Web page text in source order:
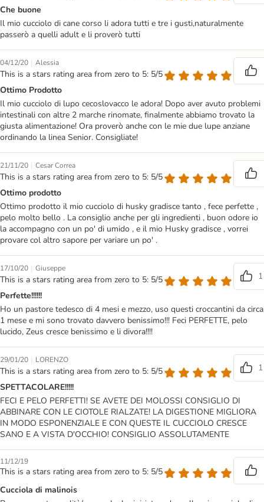
Che buone
Il mio cucciolo di cane corso li adora tutti e tre i gusti,naturalmente
passerò a quelli adult e li proverò tutti
04/12/20 | Alessia
This is a stars rating area from zero to 5: 5/5
Ottimo Prodotto
Il mio cucciolo di lupo cecoslovacco le adora! Dopo aver avuto problemi
intestinali con altre 2 marche rinomate, finalmente abbiamo trovato la
giusta alimentazione! Ora proverò anche con le mie due lupe anziane
ordinando la linea Senior. Consigliate!
21/11/20 | Cesar Correa
This is a stars rating area from zero to 5: 5/5
Ottimo prodotto
Ottimo prodotto il mio cucciolo di husky gradisce tanto , fece perfette ,
pelo molto bello . La consiglio anche per gli ingredienti , buon odore io
la accompagno con un po' di umido , e il mio Husky gradisce , vorrei
provare col altro sapore per variare un po' .
17/10/20 | Giuseppe
This is a stars rating area from zero to 5: 5/5
1
Perfette!!!!!!
Ho un pastore tedesco di 4 mesi e mezzo, uso questi croccantini da circa
1 mese e mi sono trovato davvero benissimo!!! Feci PERFETTE, pelo
lucido, Zeus cresce benissimo e li divora!!!!
29/01/20 | LORENZO
This is a stars rating area from zero to 5: 5/5
1
SPETTACOLARE!!!!!
FECI E PELO PERFETTI! SE AVETE DEI MOLOSSI CONSIGLIO DI
ABBINARE CON LE CIOTOLE RIALZATE! LA DIGESTIONE MIGLIORA
IN MODO ESPONENZIALE E CON QUESTE IL CUCCIOLO CRESCE
SANO E A VISTA D'OCCHIO! CONSIGLIO ASSOLUTAMENTE
11/12/19
This is a stars rating area from zero to 5: 5/5
Cucciola di malinois